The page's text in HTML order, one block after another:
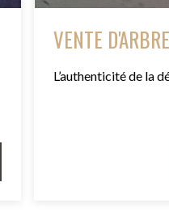
VENTE
L’authenticité de la